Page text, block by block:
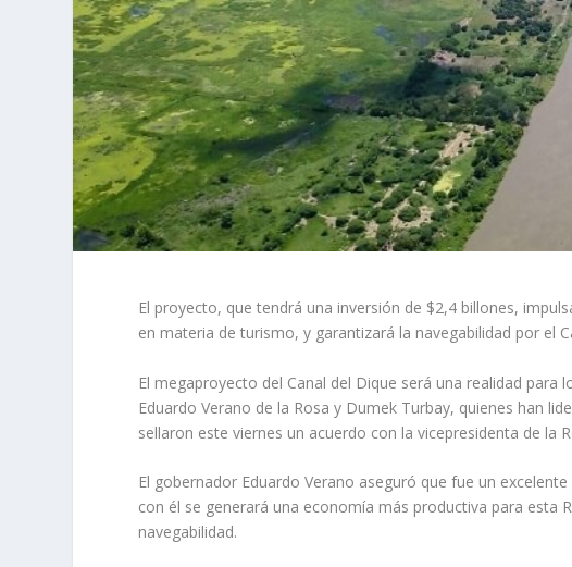
El proyecto, que tendrá una inversión de $2,4 billones,
en materia de turismo, y garantizará la navegabilidad por el
El megaproyecto del Canal del Dique será una realidad
Eduardo Verano de la Rosa y Dumek Turbay, quienes han
sellaron este viernes un acuerdo con la vicepresidenta de la
El gobernador Eduardo Verano aseguró que fue un
con él se generará una economía más productiva para esta
navegabilidad.